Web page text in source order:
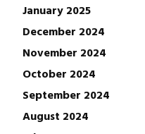
January 2025
December 2024
November 2024
October 2024
September 2024
August 2024